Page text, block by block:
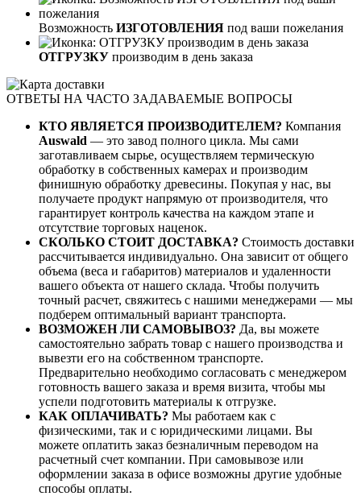
Возможность ИЗГОТОВЛЕНИЯ под ваши пожелания
ОТГРУЗКУ производим в день заказа
ОТВЕТЫ НА ЧАСТО ЗАДАВАЕМЫЕ ВОПРОСЫ
КТО ЯВЛЯЕТСЯ ПРОИЗВОДИТЕЛЕМ? Компания
Auswald — это завод полного цикла. Мы сами
заготавливаем сырье, осуществляем термическую
обработку в собственных камерах и производим
финишную обработку древесины. Покупая у нас, вы
получаете продукт напрямую от производителя, что
гарантирует контроль качества на каждом этапе и
отсутствие торговых наценок.
СКОЛЬКО СТОИТ ДОСТАВКА? Стоимость доставки
рассчитывается индивидуально. Она зависит от общего
объема (веса и габаритов) материалов и удаленности
вашего объекта от нашего склада. Чтобы получить
точный расчет, свяжитесь с нашими менеджерами — мы
подберем оптимальный вариант транспорта.
ВОЗМОЖЕН ЛИ САМОВЫВОЗ? Да, вы можете
самостоятельно забрать товар с нашего производства и
вывезти его на собственном транспорте.
Предварительно необходимо согласовать с менеджером
готовность вашего заказа и время визита, чтобы мы
успели подготовить материалы к отгрузке.
КАК ОПЛАЧИВАТЬ? Мы работаем как с
физическими, так и с юридическими лицами. Вы
можете оплатить заказ безналичным переводом на
расчетный счет компании. При самовывозе или
оформлении заказа в офисе возможны другие удобные
способы оплаты.